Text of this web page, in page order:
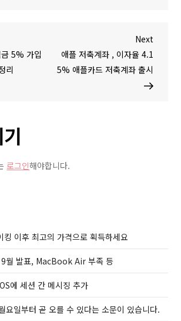
전
자
폰
검
색
에
빙
으
로
변
5% 가입
리
N
e
t
Next
애플 저축계좌 , 이자율 4.1
5% 애플카드 저축계좌 출시
로그인해야합니다.
이후 최고의 가격으로 획득하세요
월 발표, MacBook Air 부족 등
에 세션 간 메시징 추가
일부터 곧 오를 수 있다는 소문이 있습니다.